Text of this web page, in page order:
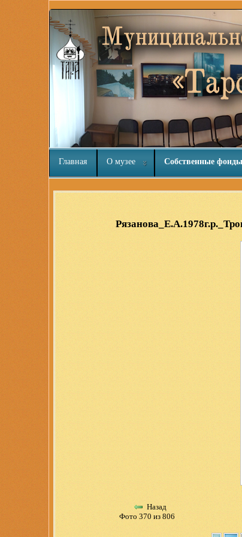
Главная О музее Собственные фонды
Назад
Фото 370 из 806